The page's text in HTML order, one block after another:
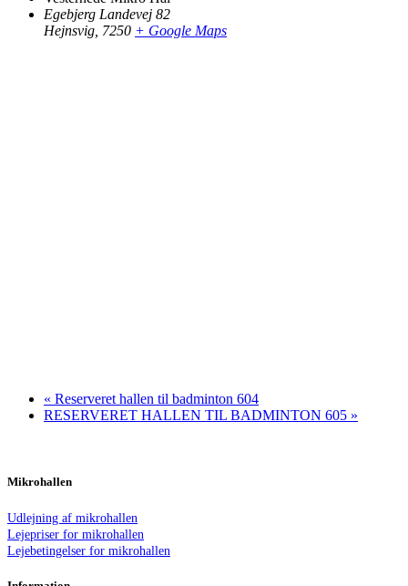
Egebjerg Landevej 82
Hejnsvig 7250 + Google Maps
« Reserveret hallen til badminton 604
RESERVERET HALLEN TIL BADMINTON 605 »
Mikrohallen
Udlejning af mikrohallen
Lejepriser for mikrohallen
Lejebetingelser for mikrohallen